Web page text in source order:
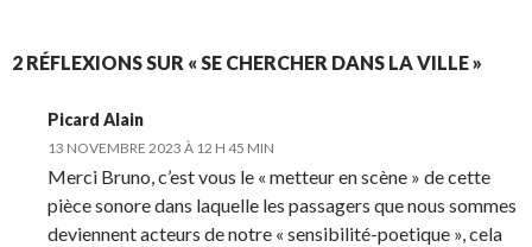
2 RÉFLEXIONS SUR « SE CHERCHER DANS LA VILLE »
Picard Alain
13 NOVEMBRE 2023 À 12 H 45 MIN
Merci Bruno, c’est vous le « metteur en scène » de cette
pièce sonore dans laquelle les passagers que nous sommes
deviennent acteurs de notre « sensibilité-poetique », cela